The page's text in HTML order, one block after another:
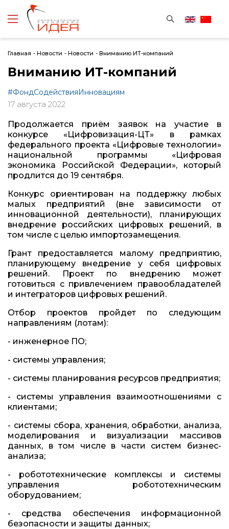
Главная - Новости - Новости - Вниманию ИТ-компаний
Вниманию ИТ-компаний
#ФондСодействияИнновациям
17 августа 2022
Продолжается приём заявок на участие в
конкурсе «Цифровизация-ЦТ» в рамках
федерального проекта «Цифровые технологии»
национальной программы «Цифровая
экономика Российской Федерации», который
продлится до 19 сентября.
Конкурс ориентирован на поддержку любых
малых предприятий (вне зависимости от
инновационной деятельности), планирующих
внедрение российских цифровых решений, в
том числе с целью импортозамещения.
Грант предоставляется малому предприятию,
планирующему внедрение у себя цифровых
решений. Проект по внедрению может
готовиться с привлечением правообладателей
и интеграторов цифровых решений.
Отбор проектов пройдет по следующим
направлениям (лотам):
- инженерное ПО;
- системы управления;
- системы планирования ресурсов предприятия;
- системы управления взаимоотношениями с
клиентами;
- системы сбора, хранения, обработки, анализа,
моделирования и визуализации массивов
данных, в том числе в части систем бизнес-
анализа;
- робототехнические комплексы и системы
управления робототехническим
оборудованием;
- средства обеспечения информационной
безопасности и защиты данных;